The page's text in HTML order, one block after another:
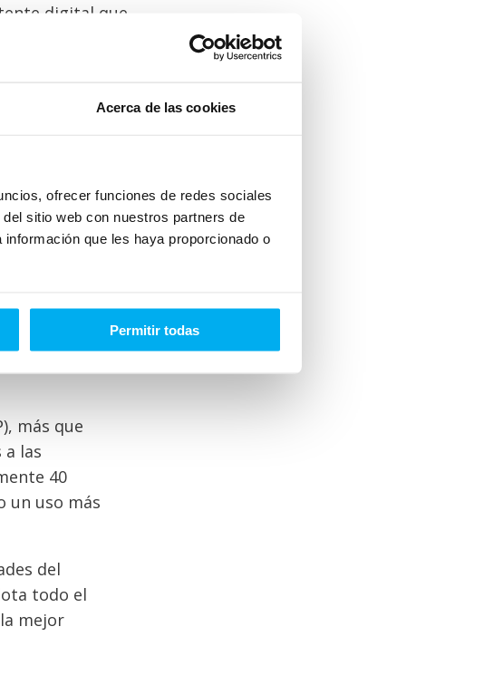
Acerca de las cookies
ofrecer funciones de redes sociales
sitio web con nuestros partners de
que les haya proporcionado o
Permitir todas
digital que
el
alta
metálicos y
que
sistema de
experiencia de
la
incluso en
más que
las
40
un uso más
del
todo el
mejor